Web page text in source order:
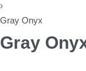
›
Gray Onyx
Gray